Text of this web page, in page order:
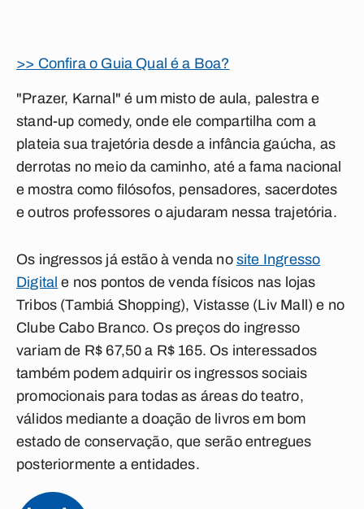
>> Confira o Guia Qual é a Boa?
"Prazer, Karnal" é um misto de aula, palestra e
stand-up comedy, onde ele compartilha com a
plateia sua trajetória desde a infância gaúcha, as
derrotas no meio da caminho, até a fama nacional
e mostra como filósofos, pensadores, sacerdotes
e outros professores o ajudaram nessa trajetória.
Os ingressos já estão à venda no site Ingresso
Digital e nos pontos de venda físicos nas lojas
Tribos (Tambiá Shopping), Vistasse (Liv Mall) e no
Clube Cabo Branco. Os preços do ingresso
variam de R$ 67,50 a R$ 165. Os interessados
também podem adquirir os ingressos sociais
promocionais para todas as áreas do teatro,
válidos mediante a doação de livros em bom
estado de conservação, que serão entregues
posteriormente a entidades.